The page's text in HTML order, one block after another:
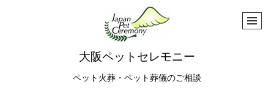
大阪ペットセレモニー
ペット火葬・ペット葬儀のご相談